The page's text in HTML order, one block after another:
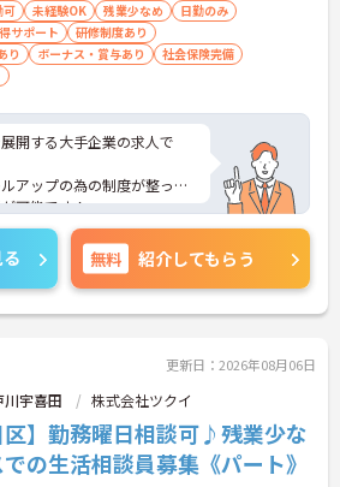
可 未経験OK 残業少なめ
日勤のみ
サポート
研修制度あり
り
ボーナス・賞与あり
社会保険完備
開する大手企業の求人で
アップの為の制度が整って
可能です！
のポイントなど、さらに詳
気軽にご相談ください。
無料 紹介してもらう
更新日：2026年08月06日
宇喜田 株式会社ツクイ
区】勤務曜日相談可♪残業少な
の生活相談員募集《パート》